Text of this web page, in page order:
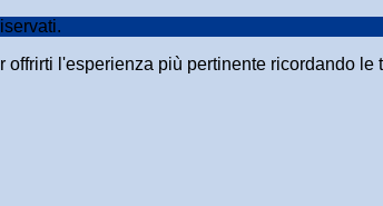
l'esperienza più pertinente ricordando